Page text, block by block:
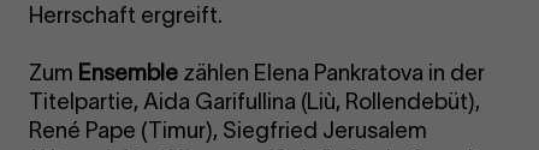
Herrschaft ergreift.
Zum Ensemble zählen Elena Pankratova in der
Titelpartie, Aida Garifullina (Liù, Rollendebüt),
René Pape (Timur), Siegfried Jerusalem